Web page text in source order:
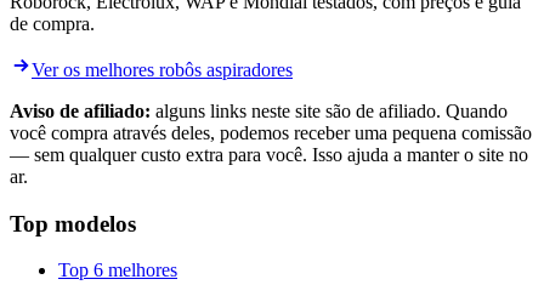
de compra.
Ver os melhores robôs aspiradores
Aviso de afiliado: alguns links neste site são de afiliado. Quando
você compra através deles, podemos receber uma pequena comissão
— sem qualquer custo extra para você. Isso ajuda a manter o site no
ar.
Top modelos
Top 6 melhores